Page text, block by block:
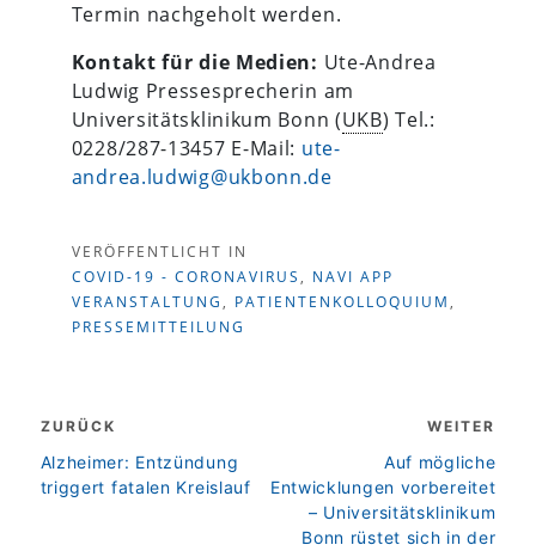
Termin nachgeholt werden.
Kontakt für die Medien: Ute-Andrea
Ludwig Pressesprecherin am
Universitätsklinikum Bonn (UKB) Tel.:
0228/287-13457 E-Mail: ute-
andrea.ludwig@ukbonn.de
VERÖFFENTLICHT IN
COVID-19 - CORONAVIRUS , NAVI APP
VERANSTALTUNG , PATIENTENKOLLOQUIUM ,
PRESSEMITTEILUNG
ZURÜCK
zurück
Alzheimer: Entzündung
triggert fatalen Kreislauf
WEITER
weiter
Auf mögliche
Entwicklungen vorbereitet
– Universitätsklinikum
Bonn rüstet sich in der